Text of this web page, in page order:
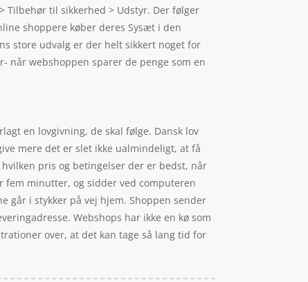
Tilbehør til sikkerhed > Udstyr. Der følger
shoppere køber deres Sysæt i den
store udvalg er der helt sikkert noget for
når webshoppen sparer de penge som en
en lovgivning, de skal følge. Dansk lov
mere det er slet ikke ualmindeligt, at få
pris og betingelser der er bedst, når
fem minutter, og sidder ved computeren
går i stykker på vej hjem. Shoppen sender
Webshops har ikke en kø som
over, at det kan tage så lang tid for